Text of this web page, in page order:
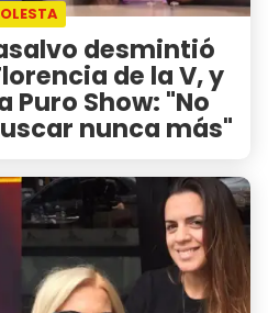
desmintió
de la V, y
Show: "No
nunca más"